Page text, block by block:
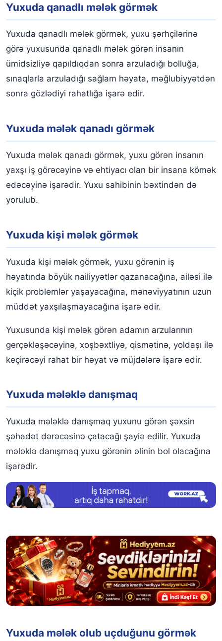
Yuxuda qanadlı mələk görmək
Yuxuda qanadlı mələk görmək, yuxu şərhçilərinə
görə yuxusunda qanadlı mələk görən insanın
ümidsizliyə qapıldıqdan sonra arzuladığı bolluğa,
sınaqlarla arzuladığı sağlam həyata, məğlubiyyətdən
sonra gözlədiyi rahatlığa işarə edir.
Yuxuda mələk qanadı görmək
Yuxuda mələk qanadı görmək, yuxu görən insanın
yaxşı iş görəcəyinə və ehtiyacı olan bir insana kömək
edəcəyinə işarədir. Yuxu sahibinin bəxtindən də
yorulub.
Yuxuda kişi mələk görmək
Yuxuda kişi mələk görmək, yuxu görənin iş
həyatında böyük nailiyyətlər qazanacağına, ailəsi ilə
kiçik problemlər yaşayacağına, mənəviyyatının uzun
müddət yaxşılaşmayacağına işarə edir.
Yuxusunda kişi mələk görən adamın arzularının
gerçəkləşəcəyinə, xoşbəxtliyə, qismətinə, yoldaşı ilə
keçirəcəyi rahat bir həyat və müjdələrə işarə edir.
Yuxuda mələklə danışmaq
Yuxuda mələklə danışmaq yuxunu görən şəxsin
şəhadət dərəcəsinə çatacağı şayiə edilir. Yuxuda
mələklə danışmaq yuxu görənin əlinin bol olacağına
işarədir.
Yuxuda mələk olub uçduğunu görmək